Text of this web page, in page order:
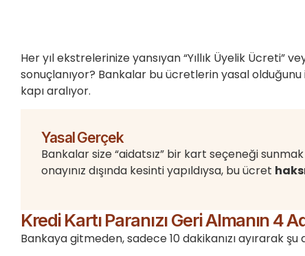
Her yıl ekstrelerinize yansıyan “Yıllık Üyelik Ücreti”
sonuçlanıyor? Bankalar bu ücretlerin yasal olduğunu
kapı aralıyor.
Yasal Gerçek
Bankalar size “aidatsız” bir kart seçeneği
onayınız dışında kesinti yapıldıysa, bu ücret
Kredi Kartı Paranızı Geri Almanın 4
Bankaya gitmeden, sadece 10 dakikanızı ayırarak şu